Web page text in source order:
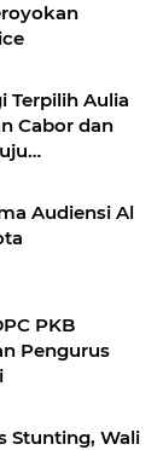
Terpilih Aulia
Cabor dan
Audiensi Al
PKB
Pengurus
Stunting, Wali